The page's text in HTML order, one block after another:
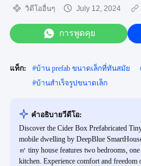
วิดีโออื่นๆ July 12, 2024
การพูดคุย
แท็ก: #บ้าน prefab ขนาดเล็กที่ทันสมัย
#บ้านสำเร็จรูปขนาดเล็ก
คําอธิบายวีดีโอ:
Discover the Cider Box Prefabricated
mobile dwelling by DeepBlue
㎡ tiny house features two bedrooms,
kitchen. Experience comfort and